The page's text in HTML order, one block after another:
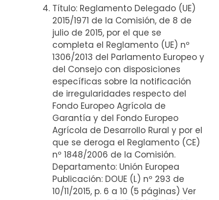
Título: Reglamento Delegado (UE)
2015/1971 de la Comisión, de 8 de
julio de 2015, por el que se
completa el Reglamento (UE) nº
1306/2013 del Parlamento Europeo y
del Consejo con disposiciones
específicas sobre la notificación
de irregularidades respecto del
Fondo Europeo Agrícola de
Garantía y del Fondo Europeo
Agrícola de Desarrollo Rural y por el
que se deroga el Reglamento (CE)
nº 1848/2006 de la Comisión.
Departamento: Unión Europea
Publicación: DOUE (L) nº 293 de
10/11/2015, p. 6 a 10 (5 páginas) Ver